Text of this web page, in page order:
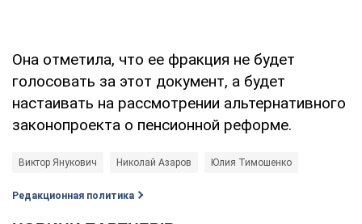
Она отметила, что ее фракция не будет
голосовать за этот документ, а будет
настаивать на рассмотрении альтернативного
законопроекта о пенсионной реформе.
Виктор Янукович Николай Азаров Юлия Тимошенко
Редакционная политика